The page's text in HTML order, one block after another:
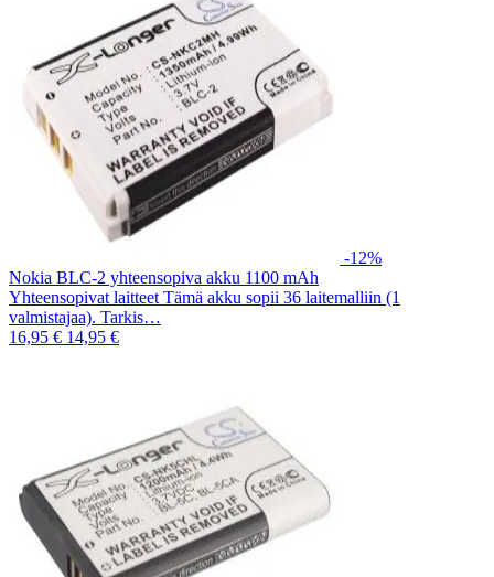
-12%
Nokia BLC-2 yhteensopiva akku 1100 mAh
Yhteensopivat laitteet Tämä akku sopii 36 laitemalliin (1
valmistajaa). Tarkis…
16,95 € 14,95 €